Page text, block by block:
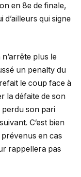
en 8e de finale,
d’ailleurs qui signe
n’arrête plus le
un penalty du
le coup face à
la défaite de son
perdu son pari
C’est bien
en cas
rappellera pas